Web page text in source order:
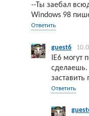
--Ты заебал
Windows 98
Ответить
guest6
IE6 могут
сделаешь.
Ответить